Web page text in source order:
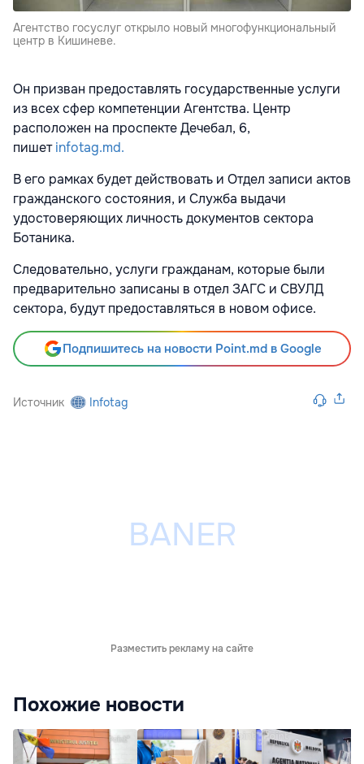
Агентство госуслуг открыло новый многофункциональный
центр в Кишиневе.
Он призван предоставлять государственные услуги
из всех сфер компетенции Агентства. Центр
расположен на проспекте Дечебал, 6,
пишетinfotag.md.
В его рамках будет действовать и Отдел записи актов
гражданского состояния, и Служба выдачи
удостоверяющих личность документов сектора
Ботаника.
Следовательно, услуги гражданам, которые были
предварительно записаны в отдел ЗАГС и СВУЛД
сектора, будут предоставляться в новом офисе.
Подпишитесь на новости Point.md в Google
Источник Infotag
Разместить рекламу на сайте
Похожие новости